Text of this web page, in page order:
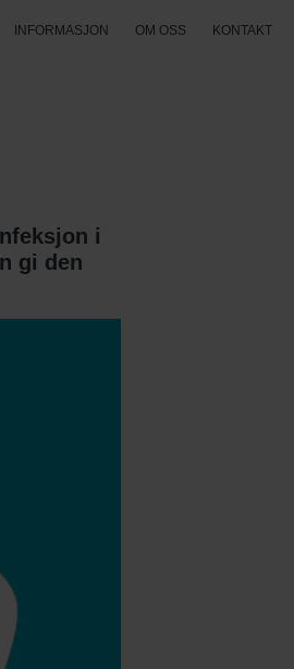
INFORMASJON OM OSS KONTAKT
i
gi den